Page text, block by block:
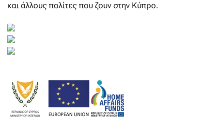
και άλλους πολίτες που ζουν στην Κύπρο.